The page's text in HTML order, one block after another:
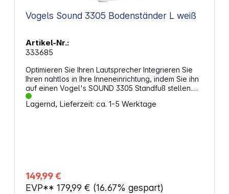
Vogels Sound 3305 Bodenständer L weiß
Artikel-Nr.:
333685
Optimieren Sie Ihren Lautsprecher Integrieren Sie
Ihren nahtlos in Ihre Inneneinrichtung, indem Sie ihn
auf einen Vogel's SOUND 3305 Standfuß stellen.
Mit einer Höhe von 75 cm hebt der Standfuß den
Lautsprecher auf Ohrhöhe in sitzender Position an,
Maximale Traglast: 6,5 kg Montage im Hoch- oder
Querformat möglich
Lagernd, Lieferzeit: ca. 1-5 Werktage
149,99 €
EVP** 179,99 € (16.67% gespart)